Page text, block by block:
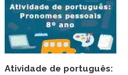
Atividade de português: